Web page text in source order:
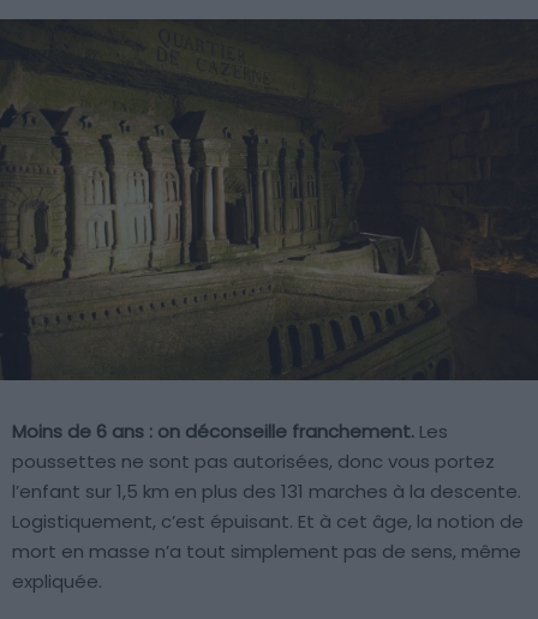
Moins de 6 ans : on déconseille franchement. Les
poussettes ne sont pas autorisées, donc vous portez
l’enfant sur 1,5 km en plus des 131 marches à la descente.
Logistiquement, c’est épuisant. Et à cet âge, la notion de
mort en masse n’a tout simplement pas de sens, même
expliquée.